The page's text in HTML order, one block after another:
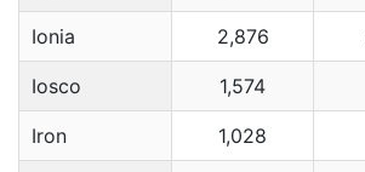
Ionia 2,876
Iosco 1,574
Iron 1,028